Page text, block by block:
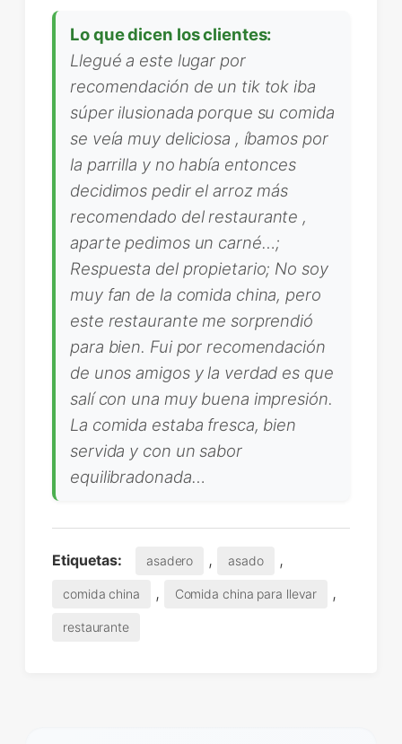
Lo que dicen los clientes:
Llegué a este lugar por
recomendación de un tik tok iba
súper ilusionada porque su comida
se veía muy deliciosa , íbamos por
la parrilla y no había entonces
decidimos pedir el arroz más
recomendado del restaurante ,
aparte pedimos un carné…;
Respuesta del propietario; No soy
muy fan de la comida china, pero
este restaurante me sorprendió
para bien. Fui por recomendación
de unos amigos y la verdad es que
salí con una muy buena impresión.
La comida estaba fresca, bien
servida y con un sabor
equilibradonada…
Etiquetas: asadero , asado ,
comida china , Comida china para llevar ,
restaurante